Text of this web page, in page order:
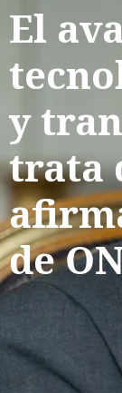
El
y
trata
de